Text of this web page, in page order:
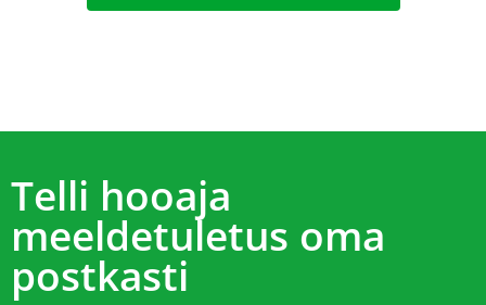
kartuli. Olen küll juba 74-aastane,
Telli hooaja
meeldetuletus oma
postkasti